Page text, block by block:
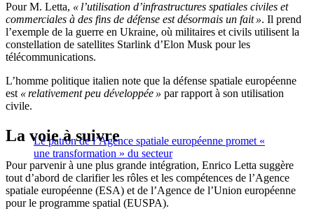
Pour M. Letta, « l’utilisation d’infrastructures spatiales civiles et
commerciales à des fins de défense est désormais un fait ». Il prend
l’exemple de la guerre en Ukraine, où militaires et civils utilisent la
constellation de satellites Starlink d’Elon Musk pour les
télécommunications.
L’homme politique italien note que la défense spatiale européenne
est « relativement peu développée » par rapport à son utilisation
civile.
Le patron de l’Agence spatiale européenne promet «
une transformation » du secteur
La voie à suivre
Pour parvenir à une plus grande intégration, Enrico Letta suggère
tout d’abord de clarifier les rôles et les compétences de l’Agence
spatiale européenne (ESA) et de l’Agence de l’Union européenne
pour le programme spatial (EUSPA).